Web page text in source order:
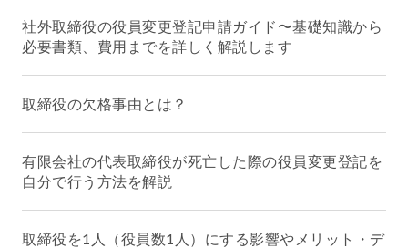
社外取締役の役員変更登記申請ガイド〜基礎知識から
必要書類、費用までを詳しく解説します
取締役の欠格事由とは？
有限会社の代表取締役が死亡した際の役員変更登記を
自分で行う方法を解説
取締役を1人（役員数1人）にする影響やメリット・デ